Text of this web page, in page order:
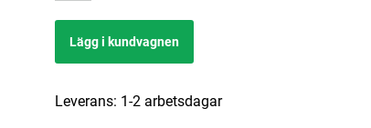
Lägg i kundvagnen
Leverans: 1-2 arbetsdagar